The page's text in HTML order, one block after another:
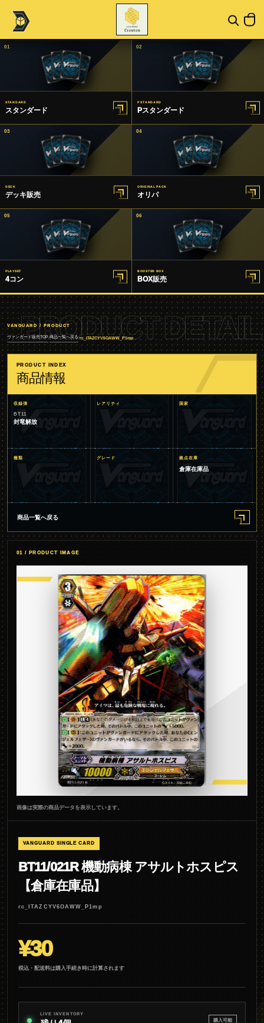
01
STANDARD
スタンダード
02
P STANDARD
Pスタンダード
03
DECK
デッキ販売
04
ORIGINAL PACK
オリパ
05
PLAYSET
4コン
06
BOOSTER BOX
BOX販売
PRODUCT DETAIL
VANGUARD / PRODUCT
ヴァンガード販売TOP/商品一覧へ戻る/rc_ITAZCYV6OAWW_P1mp
PRODUCT INDEX
商品情報
収録弾
BT11
封竜解放
レアリティ 国家
種類 グレード 拠点在庫
倉庫在庫品
商品一覧へ戻る
01 / PRODUCT IMAGE
画像は実際の商品データを表示しています。
VANGUARD SINGLE CARD
BT11/021R 機動病棟 アサルトホスピス
【倉庫在庫品】
rc_ITAZCYV6OAWW_P1mp
¥30
税込・配送料は購入手続き時に計算されます
LIVE INVENTORY
購入可能